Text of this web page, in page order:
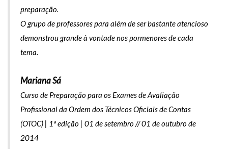
preparação.
O grupo de professores para além de ser bastante atencioso
demonstrou grande à vontade nos pormenores de cada
tema.
Mariana Sá
Curso de Preparação para os Exames de Avaliação
Profissional da Ordem dos Técnicos Oficiais de Contas
(OTOC) | 1ª edição | 01 de setembro // 01 de outubro de
2014